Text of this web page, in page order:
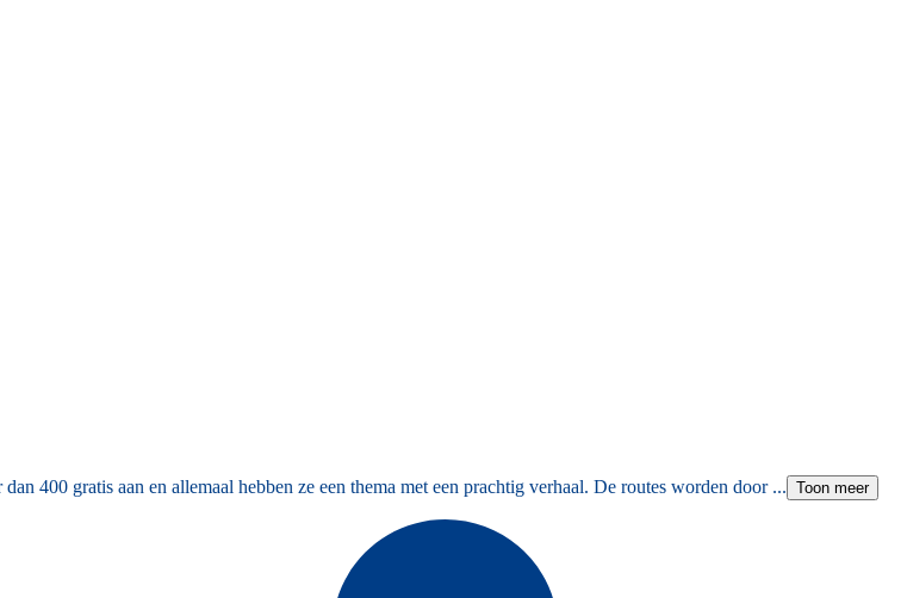
400 gratis aan en allemaal hebben ze een thema met een prachtig verhaal. De routes worden door ... Toon meer